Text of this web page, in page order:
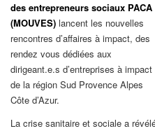
des entrepreneurs sociaux PACA
(MOUVES) lancent les nouvelles
rencontres d’affaires à impact, des
rendez vous dédiées aux
dirigeant.e.s d’entreprises à impact
de la région Sud Provence Alpes
Côte d’Azur.
La crise sanitaire et sociale a